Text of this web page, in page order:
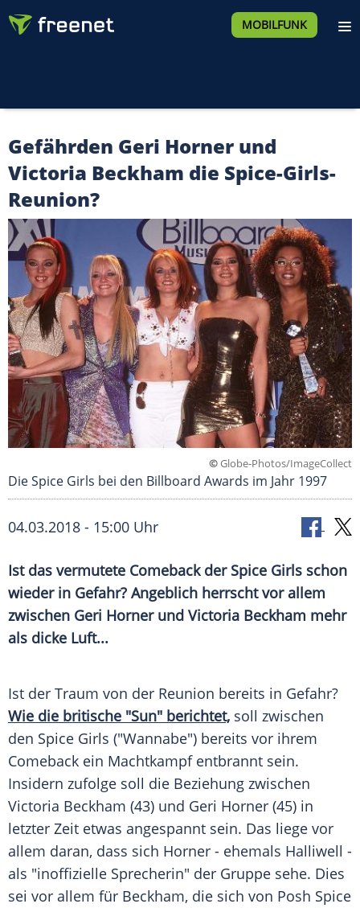
MOBILFUNK
Gefährden Geri Horner und
Victoria Beckham die Spice-Girls-
Reunion?
©Globe-Photos/ImageCollect
Die Spice Girls bei den Billboard Awards im Jahr 1997
04.03.2018 - 15:00 Uhr
Ist das vermutete Comeback der Spice Girls schon
wieder in Gefahr? Angeblich herrscht vor allem
zwischen Geri Hornerund Victoria Beckham mehr
als dicke Luft...
Ist der Traum von der Reunion bereits in Gefahr?
Wie die britische "Sun" berichtet, soll zwischen
den Spice Girls ("Wannabe") bereits vor ihrem
Comeback ein Machtkampf entbrannt sein.
Insidern zufolge soll die Beziehung zwischen
Victoria Beckham (43) und Geri Horner (45) in
letzter Zeit etwas angespannt sein. Das liege vor
allem daran, dass sich Horner - ehemals Halliwell -
als "inoffizielle Sprecherin" der Gruppe sehe. Dies
sei vor allem für Beckham, die sich von Posh Spice